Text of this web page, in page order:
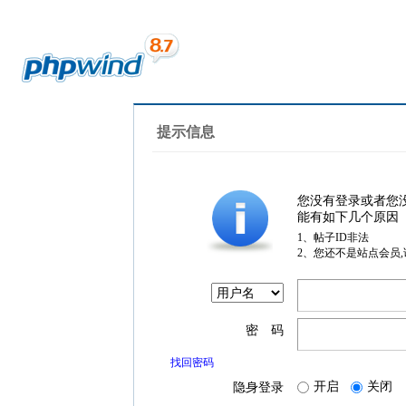
提示信息
您没有登录或者您
能有如下几个原因
1、帖子ID非法
2、您还不是站点会员
密 码
找回密码
隐身登录 开启 关闭